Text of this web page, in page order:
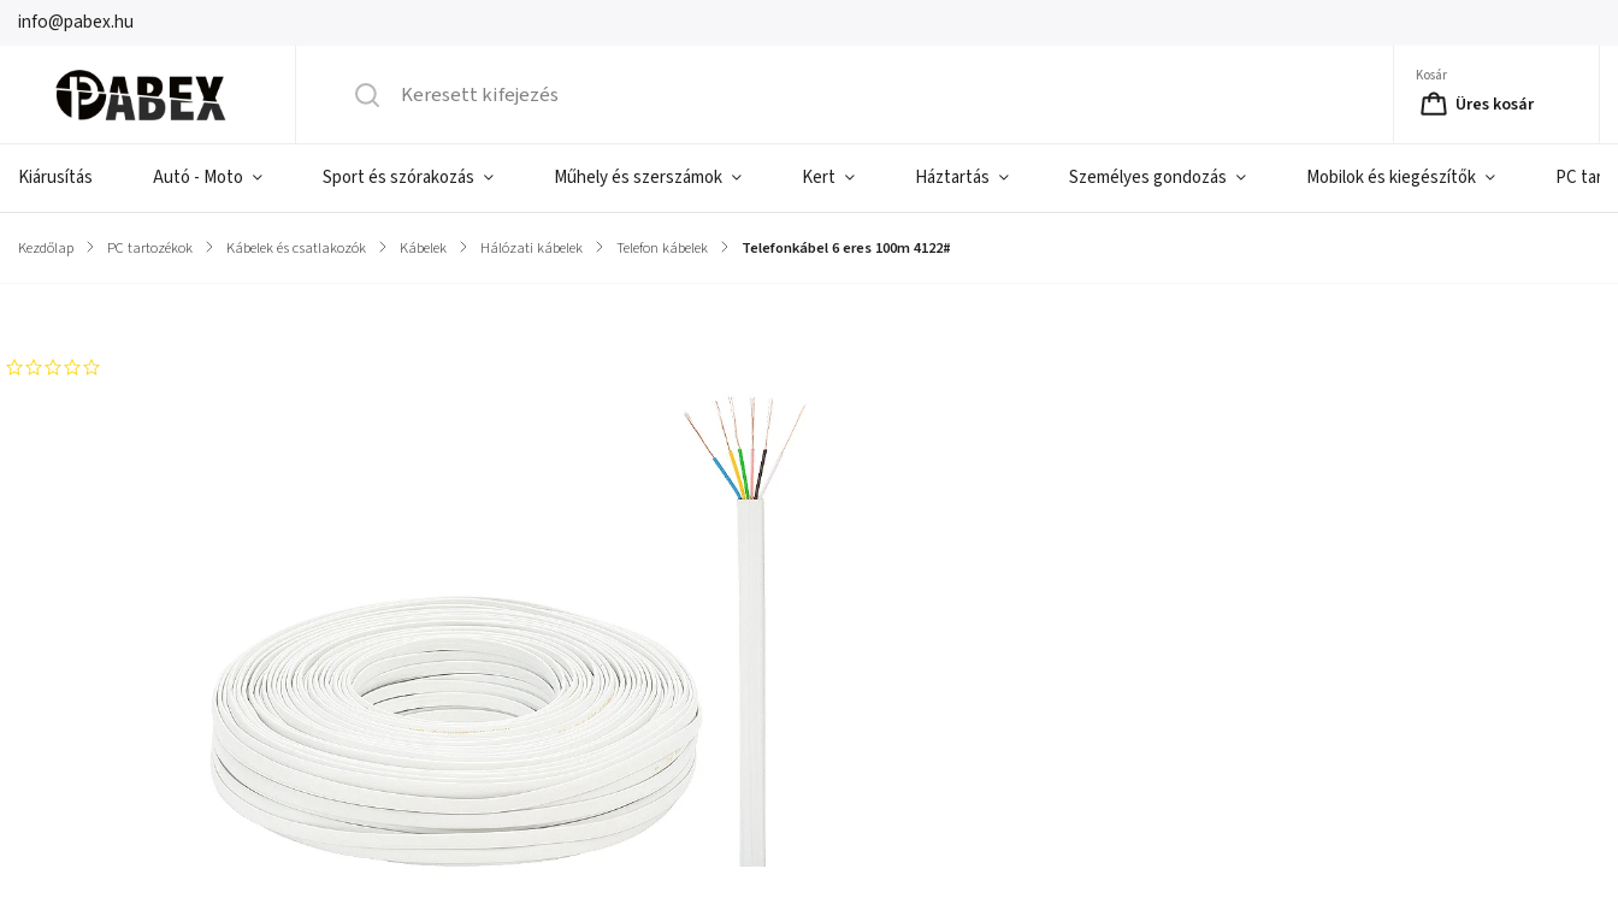
info@pabex.hu
Kosár
Üres kosár
Kiárusítás Autó - Moto Sport és szórakozás Műhely és szerszámok Kert Háztartás Személyes gondozás Mobilok és kiegészítők PC
Kezdőlap / PC tartozékok / Kábelek és csatlakozók / Kábelek / Hálózati kábelek / Telefon kábelek / Telefonkábel 6 eres 100m 4122#